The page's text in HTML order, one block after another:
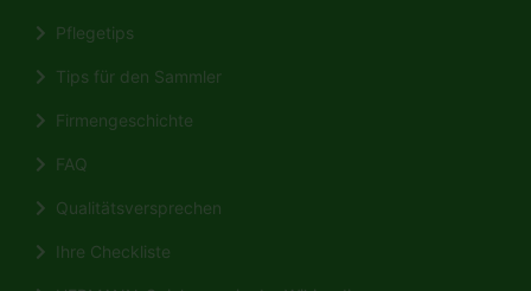
Pflegetips
Tips für den Sammler
Firmengeschichte
FAQ
Qualitätsversprechen
Ihre Checkliste